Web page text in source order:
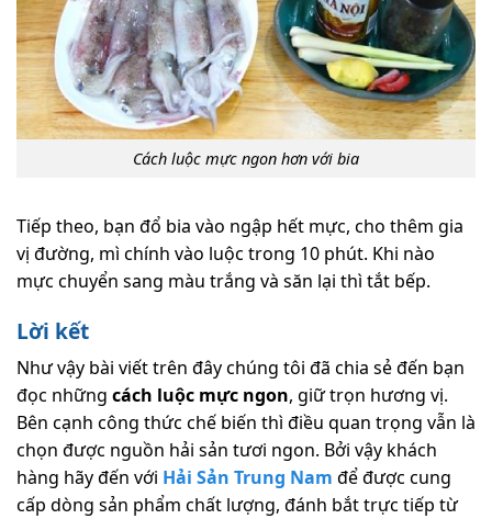
Cách luộc mực ngon hơn với bia
Tiếp theo, bạn đổ bia vào ngập hết mực, cho thêm gia
vị đường, mì chính vào luộc trong 10 phút. Khi nào
mực chuyển sang màu trắng và săn lại thì tắt bếp.
Lời kết
Như vậy bài viết trên đây chúng tôi đã chia sẻ đến bạn
đọc những cách luộc mực ngon, giữ trọn hương vị.
Bên cạnh công thức chế biến thì điều quan trọng vẫn là
chọn được nguồn hải sản tươi ngon. Bởi vậy khách
hàng hãy đến với Hải Sản Trung Nam để được cung
cấp dòng sản phẩm chất lượng, đánh bắt trực tiếp từ